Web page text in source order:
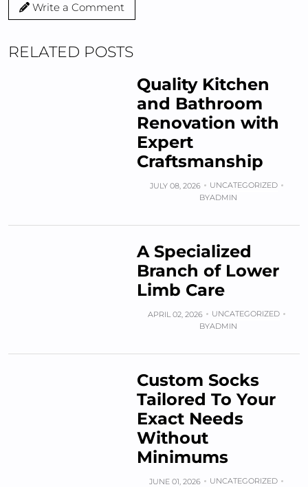
Write a Comment
RELATED POSTS
Quality Kitchen
and Bathroom
Renovation with
Expert
Craftsmanship
JULY 08, 2026
UNCATEGORIZED
BYADMIN
A Specialized
Branch of Lower
Limb Care
APRIL 02, 2026
UNCATEGORIZED
BYADMIN
Custom Socks
Tailored To Your
Exact Needs
Without
Minimums
JUNE 01, 2026
UNCATEGORIZED